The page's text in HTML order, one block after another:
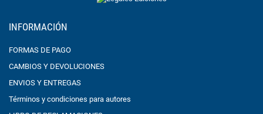
INFORMACIÓN
FORMAS DE PAGO
CAMBIOS Y DEVOLUCIONES
ENVIOS Y ENTREGAS
Términos y condiciones para autores